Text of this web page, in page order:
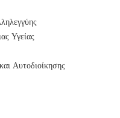
Υγείας
Αυτοδιοίκησης